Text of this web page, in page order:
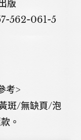
版
562-061-5
考>
斑/無缺頁/泡
。